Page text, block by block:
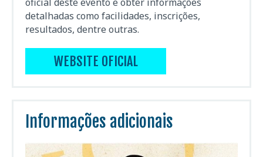
detalhadas como facilidades, inscrições,
resultados, dentre outras.
WEBSITE OFICIAL
Informações adicionais